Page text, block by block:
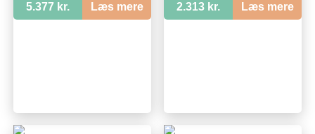
5.377 kr. Læs mere 2.313 kr. Læs mere